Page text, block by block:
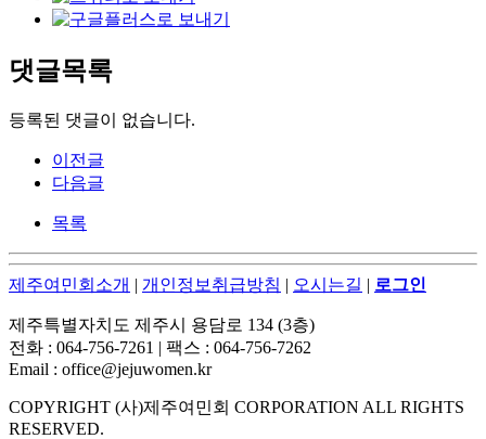
댓글목록
등록된 댓글이 없습니다.
이전글
다음글
목록
제주여민회소개 | 개인정보취급방침 | 오시는길 | 로그인
제주특별자치도 제주시 용담로 134 (3층)
전화 : 064-756-7261 | 팩스 : 064-756-7262
Email : office@jejuwomen.kr
COPYRIGHT (사)제주여민회 CORPORATION ALL RIGHTS
RESERVED.